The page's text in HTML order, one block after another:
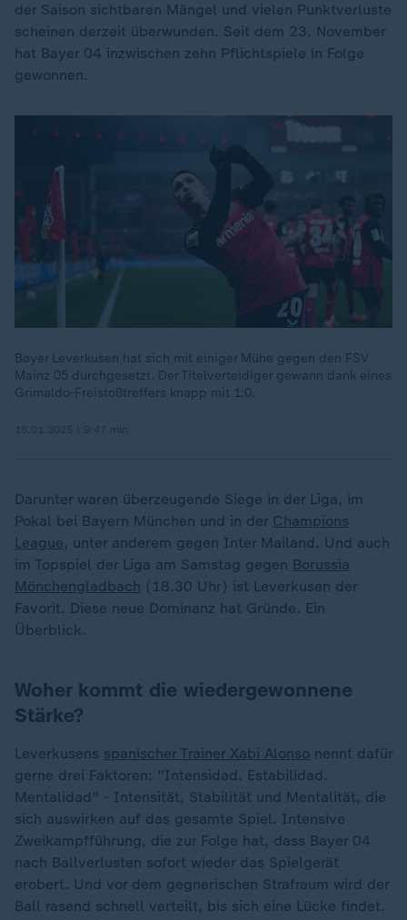
der Saison sichtbaren Mängel und vielen Punktverluste
scheinen derzeit überwunden. Seit dem 23. November
hat Bayer 04 inzwischen zehn Pflichtspiele in Folge
gewonnen.
Bayer Leverkusen hat sich mit einiger Mühe gegen den FSV
Mainz 05 durchgesetzt. Der Titelverteidiger gewann dank eines
Grimaldo-Freistoßtreffers knapp mit 1:0.
Darunter waren überzeugende Siege in der Liga, im
Pokal bei Bayern München und in der Champions
League, unter anderem gegen Inter Mailand. Und auch
im Topspiel der Liga am Samstag gegen Borussia
Mönchengladbach (18.30 Uhr) ist Leverkusen der
Favorit. Diese neue Dominanz hat Gründe. Ein
Überblick.
Woher kommt die wiedergewonnene
Stärke?
Leverkusens spanischer Trainer Xabi Alonso nennt dafür
gerne drei Faktoren: "Intensidad. Estabilidad.
Mentalidad" - Intensität, Stabilität und Mentalität, die
sich auswirken auf das gesamte Spiel. Intensive
Zweikampfführung, die zur Folge hat, dass Bayer 04
nach Ballverlusten sofort wieder das Spielgerät
erobert. Und vor dem gegnerischen Strafraum wird der
Ball rasend schnell verteilt, bis sich eine Lücke findet.